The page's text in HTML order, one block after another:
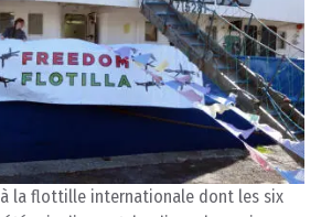
la flottille internationale dont les six